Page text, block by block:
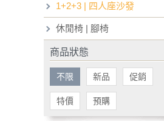
1+2+3 | 四人座沙發
休閒椅 | 腳椅
商品狀態
不限 新品 促銷
特價 預購